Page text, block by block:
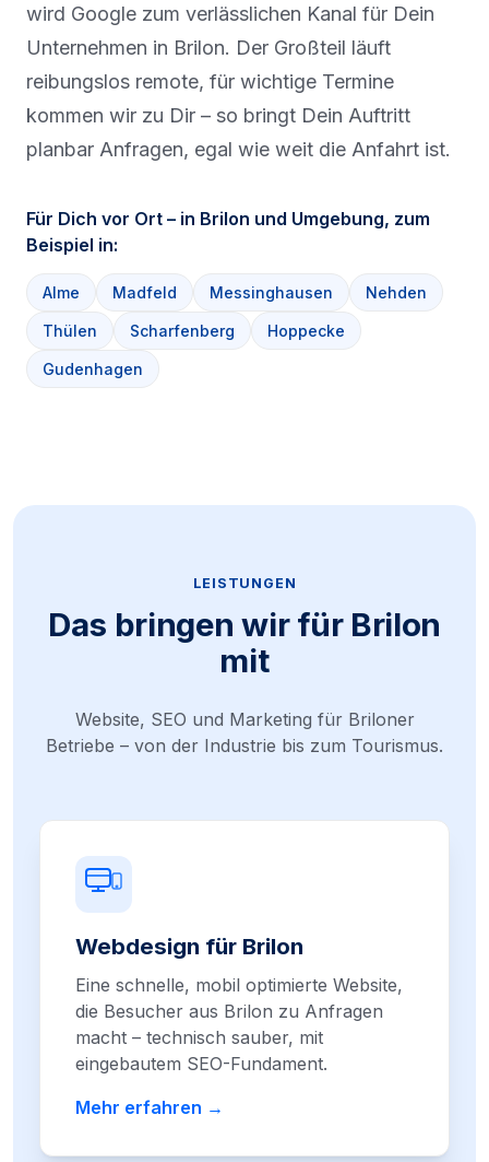
wird Google zum verlässlichen Kanal für Dein
Unternehmen in Brilon. Der Großteil läuft
reibungslos remote, für wichtige Termine
kommen wir zu Dir – so bringt Dein Auftritt
planbar Anfragen, egal wie weit die Anfahrt ist.
Für Dich vor Ort – in Brilon und Umgebung, zum
Beispiel in:
Alme Madfeld Messinghausen Nehden
Thülen Scharfenberg Hoppecke
Gudenhagen
LEISTUNGEN
Das bringen wir für Brilon
mit
Website, SEO und Marketing für Briloner
Betriebe – von der Industrie bis zum Tourismus.
Webdesign für Brilon
Eine schnelle, mobil optimierte Website,
die Besucher aus Brilon zu Anfragen
macht – technisch sauber, mit
eingebautem SEO-Fundament.
Mehr erfahren →